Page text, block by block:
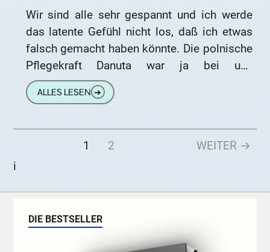
Wir sind alle sehr gespannt und ich werde
das latente Gefühl nicht los, daß ich etwas
falsch gemacht haben könnte. Die polnische
Pflegekraft Danuta war ja bei uns
aufgetaucht, um
ALLES LESEN ➔
1 2
WEITER →
i
DIE BESTSELLER